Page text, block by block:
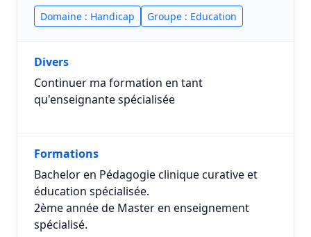
Domaine : Handicap Groupe : Education
Divers
Continuer ma formation en tant
qu'enseignante spécialisée
Formations
Bachelor en Pédagogie clinique curative et
éducation spécialisée.
2ème année de Master en enseignement
spécialisé.